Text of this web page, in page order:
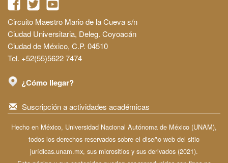
Circuito Maestro Mario de la Cueva s/n
Ciudad Universitaria, Deleg. Coyoacán
Ciudad de México, C.P. 04510
Tel. +52(55)5622 7474
¿Cómo llegar?
Suscripción a actividades académicas
Hecho en México, Universidad Nacional Autónoma de México (UNAM),
todos los derechos reservados sobre el diseño web del sitio
jurídicas.unam.mx, sus micrositios y sus derivados (2021).